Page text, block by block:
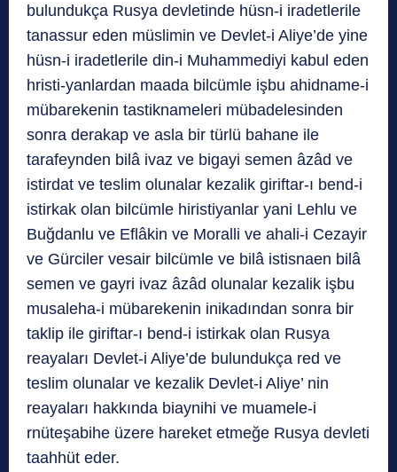
bulundukça Rusya devletinde hüsn-i iradetlerile
tanassur eden müslimin ve Devlet-i Aliye’de yine
hüsn-i iradetlerile din-i Muhammediyi kabul eden
hristi-yanlardan maada bilcümle işbu ahidname-i
mübarekenin tastiknameleri mübadelesinden
sonra derakap ve asla bir türlü bahane ile
tarafeynden bilâ ivaz ve bigayi semen âzâd ve
istirdat ve teslim olunalar kezalik giriftar-ı bend-i
istirkak olan bilcümle hiristiyanlar yani Lehlu ve
Buğdanlu ve Eflâkin ve Moralli ve ahali-i Cezayir
ve Gürciler vesair bilcümle ve bilâ istisnaen bilâ
semen ve gayri ivaz âzâd olunalar kezalik işbu
musaleha-i mübarekenin inikadından sonra bir
taklip ile giriftar-ı bend-i istirkak olan Rusya
reayaları Devlet-i Aliye’de bulundukça red ve
teslim olunalar ve kezalik Devlet-i Aliye’ nin
reayaları hakkında biaynihi ve muamele-i
rnüteşabihe üzere hareket etmeğe Rusya devleti
taahhüt eder.